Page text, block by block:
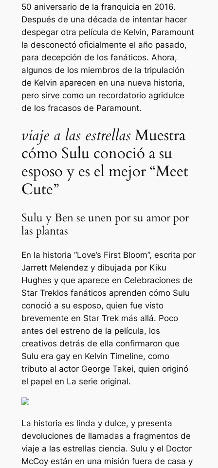
50 aniversario de la franquicia en 2016.
Después de una década de intentar hacer
despegar otra película de Kelvin, Paramount
la desconectó oficialmente el año pasado,
para decepción de los fanáticos. Ahora,
algunos de los miembros de la tripulación
de Kelvin aparecen en una nueva historia,
pero sirve como un recordatorio agridulce
de los fracasos de Paramount.
viaje a las estrellasMuestra
cómo Sulu conoció a su
esposo y es el mejor “Meet
Cute”
Sulu y Ben se unen por su amor por
las plantas
En la historia “Love’s First Bloom”, escrita por
Jarrett Melendez y dibujada por Kiku
Hughes y que aparece en Celebraciones de
Star Treklos fanáticos aprenden cómo Sulu
conoció a su esposo, quien fue visto
brevemente en Star Trek más allá. Poco
antes del estreno de la película, los
creativos detrás de ella confirmaron que
Sulu era gay en Kelvin Timeline, como
tributo al actor George Takei, quien originó
el papel en La serie original.
La historia es linda y dulce, y presenta
devoluciones de llamadas a fragmentos de
viaje a las estrellas ciencia. Sulu y el Doctor
McCoy están en una misión fuera de casa y